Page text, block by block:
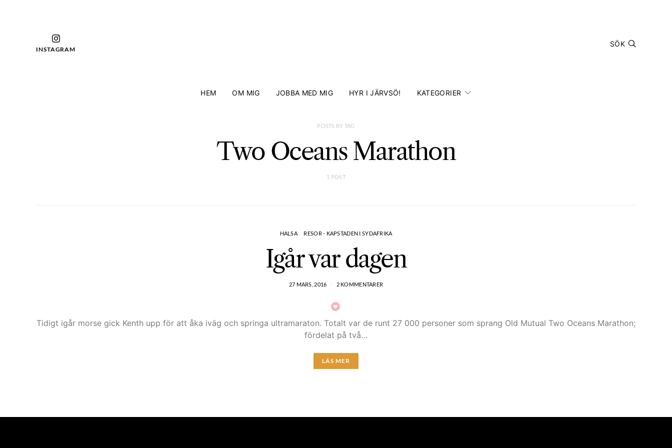
INSTAGRAM
SÖK
HEM OM MIG JOBBA MED MIG HYR I JÄRVSÖ! KATEGORIER
POSTS BY TAG
Two Oceans Marathon
1 POST
HALSA RESOR - KAPSTADEN I SYDAFRIKA
Igår var dagen
27 MARS, 2016 2 KOMMENTARER
Tidigt igår morse gick Kenth upp för att åka iväg och springa ultramaraton. Totalt var de runt 27 000 personer som sprang Old Mutual Two Oceans Marathon;
fördelat på två…
LÄS MER